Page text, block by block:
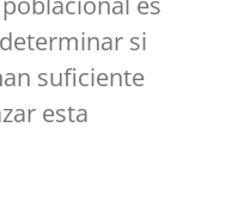
si
suficiente
esta